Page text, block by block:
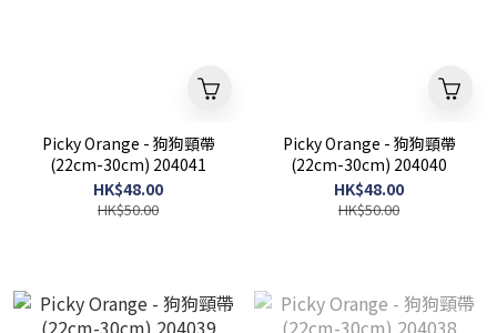
Picky Orange - 狗狗頸帶
(22cm-30cm) 204041
HK$48.00
HK$50.00
Picky Orange - 狗狗頸帶
(22cm-30cm) 204040
HK$48.00
HK$50.00